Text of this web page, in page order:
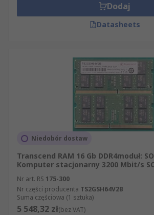
Dodaj
Datasheets
Niedobór dostaw
Transcend RAM 16 Gb DDR4moduł:
Komputer stacjonarny 3200 Mbit/s
Nr art. RS 175-300
Nr części producenta TS2GSH64V2B
Suma częściowa (1 sztuka)
5 548,32 zł(bez VAT)